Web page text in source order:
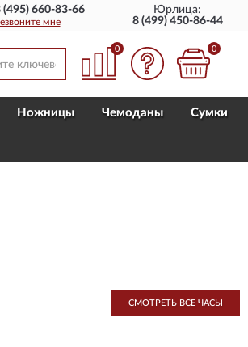
ДОСТАВИМ ПО ВСЕЙ РОССИИ
(495) 660-83-66
мне
Юрлица:
8 (499) 450-86-44
0 0
Ножницы Чемоданы Сумки
СМОТРЕТЬ ВСЕ ЧАСЫ